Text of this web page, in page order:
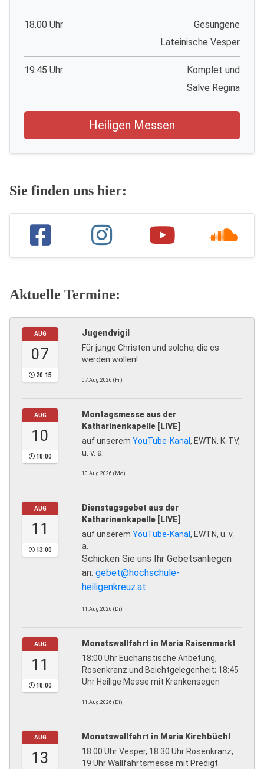
18.00 Uhr
Gesungene
Lateinische Vesper
19.45 Uhr
Komplet und
Salve Regina
Heiligen Messen
Sie finden uns hier:
Aktuelle Termine:
AUG
07
20:15
Jugendvigil
Für junge Christen und solche, die es
werden wollen!
07.Aug.2026 (Fr)
AUG
10
18:00
Montagsmesse aus der
Katharinenkapelle [LIVE]
auf unserem YouTube-Kanal, EWTN, K-TV,
u. v. a.
10.Aug.2026 (Mo)
AUG
11
13:00
Dienstagsgebet aus der
Katharinenkapelle [LIVE]
auf unserem YouTube-Kanal, EWTN, u. v.
a.
Schicken Sie uns Ihr Gebetsanliegen
an: gebet@hochschule-
heiligenkreuz.at
11.Aug.2026 (Di)
AUG
11
18:00
Monatswallfahrt in Maria Raisenmarkt
18:00 Uhr Eucharistische Anbetung,
Rosenkranz und Beichtgelegenheit; 18:45
Uhr Heilige Messe mit Krankensegen
11.Aug.2026 (Di)
AUG
13
Monatswallfahrt in Maria Kirchbüchl
18.00 Uhr Vesper, 18.30 Uhr Rosenkranz,
19 Uhr Wallfahrtsmesse mit Predigt.